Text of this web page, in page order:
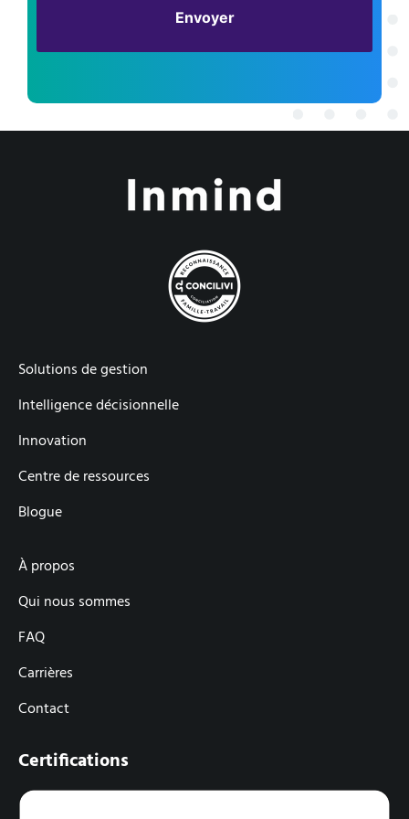
Solutions de gestion
Intelligence décisionnelle
Innovation
Centre de ressources
Blogue
À propos
Qui nous sommes
FAQ
Carrières
Contact
Certifications